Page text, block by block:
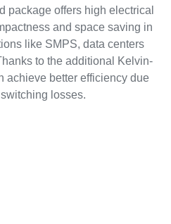
package offers high electrical
and space saving in
like SMPS, data centers
to the additional Kelvin-
achieve better efficiency due
losses.